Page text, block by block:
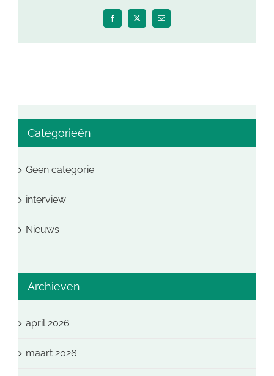
Facebook
X
E-
mail
Categorieën
Geen categorie
interview
Nieuws
Archieven
april 2026
maart 2026